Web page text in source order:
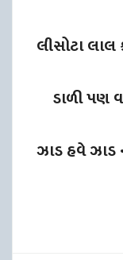
લીસોટા લાલ
ડાળી પણ
ઝાડ હવે